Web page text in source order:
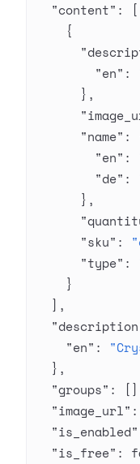
  "content"
: [
    {
        "en"
:
      },
      "name"
:
        "en"
:
        "de"
:
      },
      "sku"
:
      "type"
:
    }
  ],
    "en"
:
  },
  "groups"
:
  "image_url"
:
  "is_enabled"
  "is_free"
: